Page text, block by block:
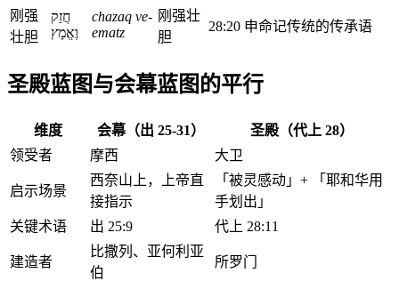
刚强
壮胆
חֲזַק
וֶאֱמָץ
chazaq ve-
ematz
刚强壮
胆
28:20 申命记传统的传承语
圣殿蓝图与会幕蓝图的平行
维度 会幕（出 25-31）
圣殿（代上 28）
领受者
摩西 大卫
启示场景
西奈山上，上帝直
接指示
「被灵感动」+ 「耶和华用
手划出」
关键术语
出 25:9 代上 28:11
建造者
比撒列、亚何利亚
伯
所罗门